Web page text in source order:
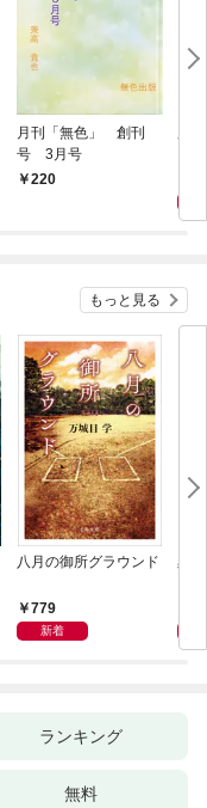
月刊「無色」 創刊
号 3月号
220
もっと見る
八月の御所グラウンド
779
新着
黒
ランキング
無料